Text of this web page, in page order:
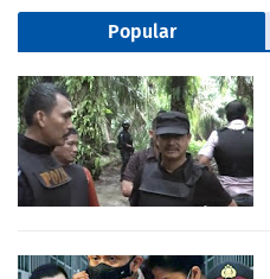
Popular